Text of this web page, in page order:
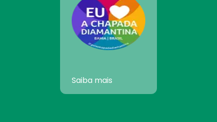
Saiba mais